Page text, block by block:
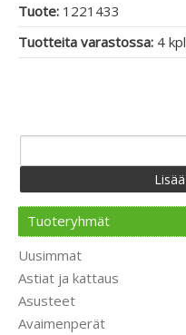
Tuote: 1221433
Tuotteita varastossa: 4 kpl
Tuoteryhmät
Uusimmat
Astiat ja kattaus
Asusteet
Avaimenperät